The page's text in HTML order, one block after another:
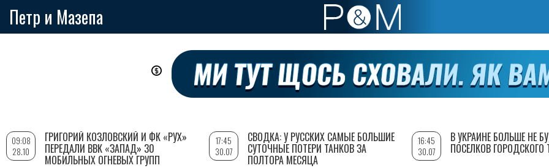
Петр и Мазепа
09:08
28.10
ГРИГОРИЙ КОЗЛОВСКИЙ И ФК «РУХ»
ПЕРЕДАЛИ ВВК «ЗАПАД» 30
МОБИЛЬНЫХ ОГНЕВЫХ ГРУПП
17:45
30.07
СВОДКА: У РУССКИХ САМЫЕ БОЛЬШИЕ
СУТОЧНЫЕ ПОТЕРИ ТАНКОВ ЗА
ПОЛТОРА МЕСЯЦА
16:45
30.07
В УКРАИНЕ БОЛЬШЕ НЕ
ПОСЕЛКОВ ГОРОДСКОГО